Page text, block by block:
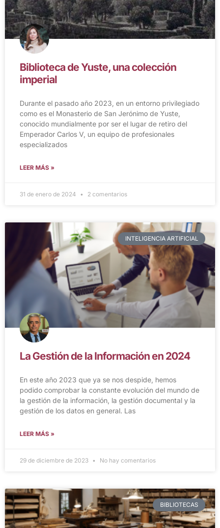
Biblioteca de Yuste, una colección
imperial
Durante el pasado año 2023, en un entorno privilegiado
como es el Monasterio de San Jerónimo de Yuste,
conocido mundialmente por ser el lugar de retiro del
Emperador Carlos V, un equipo de profesionales
especializados
LEER MÁS »
31 de enero de 2024 2 comentarios
INTELIGENCIA ARTIFICIAL
La Gestión de la Información en 2024
En este año 2023 que ya se nos despide, hemos
podido comprobar la constante evolución del mundo de
la gestión de la información, la gestión documental y la
gestión de los datos en general. Las
LEER MÁS »
29 de diciembre de 2023 No hay comentarios
BIBLIOTECAS